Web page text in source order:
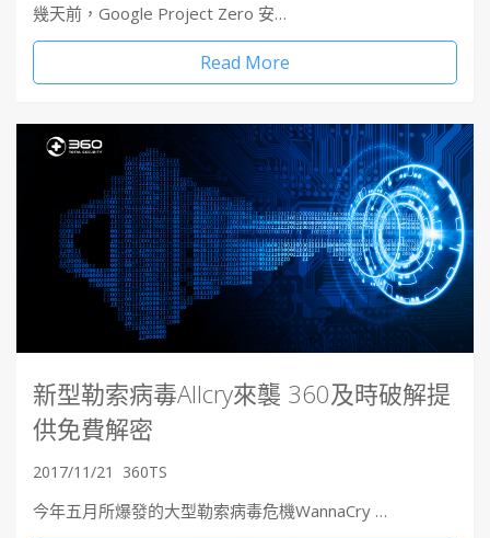
幾天前，Google Project Zero 安…
Read More
新型勒索病毒Allcry來襲 360及時破解提
供免費解密
2017/11/21 360TS
今年五月所爆發的大型勒索病毒危機WannaCry …